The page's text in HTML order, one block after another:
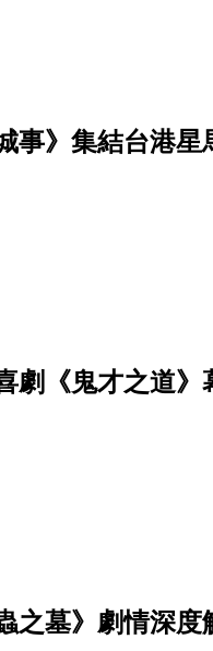
事》集結台港
劇《鬼才之道
之墓》劇情深